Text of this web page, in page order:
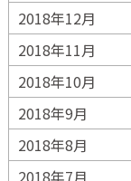
2018年12月
2018年11月
2018年10月
2018年9月
2018年8月